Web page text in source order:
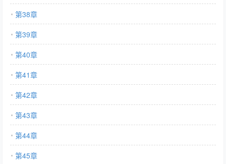
第38章
第39章
第40章
第41章
第42章
第43章
第44章
第45章